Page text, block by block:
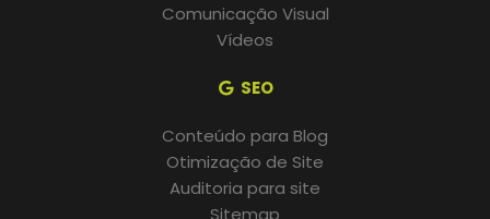
Comunicação Visual
Vídeos
SEO
Conteúdo para Blog
Otimização de Site
Auditoria para site
Sitemap